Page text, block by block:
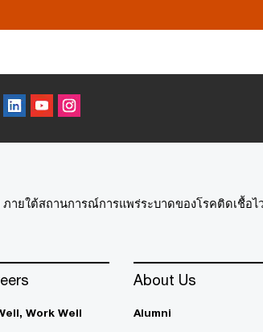
ายใต้สถานการณ์การแพร่ระบาดของโรคติดเชื้อไ
Work Well​
About Us
Alumni